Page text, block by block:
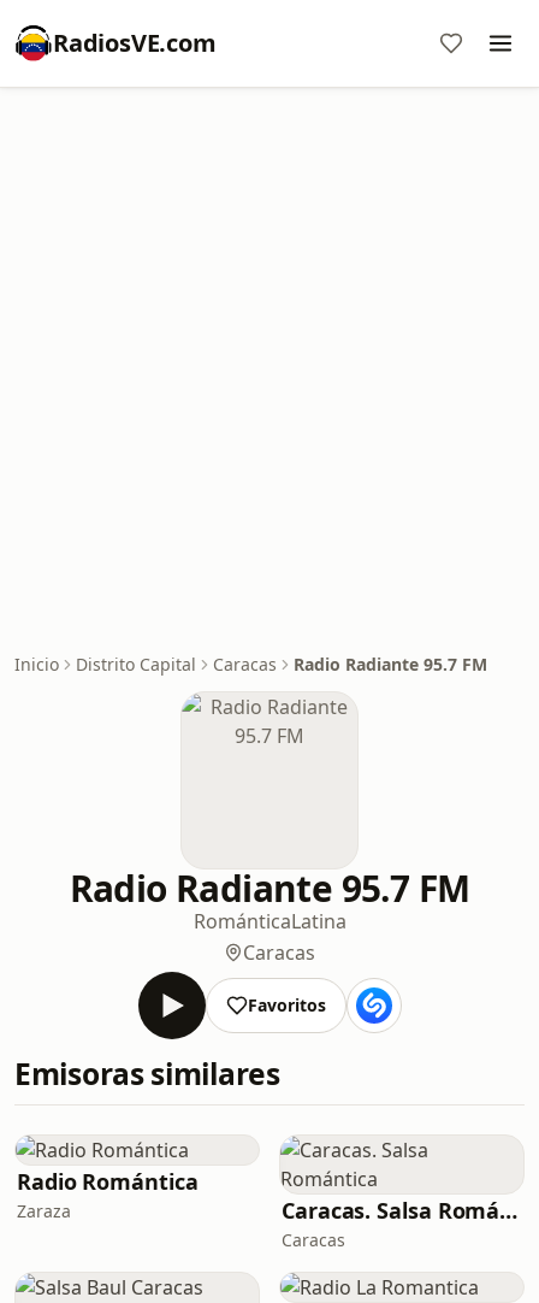
RadiosVE.com
Inicio Distrito Capital Caracas Radio Radiante 95.7 FM
Radio Radiante 95.7 FM
RománticaLatina
Caracas
Favoritos
Emisoras similares
Radio Romántica
Zaraza Caracas. Salsa Romántica
Caracas